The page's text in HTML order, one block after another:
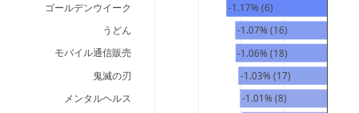
-1.01% (8)
-1.03% (17)
-1.06% (18)
-1.07% (16)
-1.17% (6)
メンタルヘルス
鬼滅の刃
モバイル通信販売
うどん
ゴールデンウイーク